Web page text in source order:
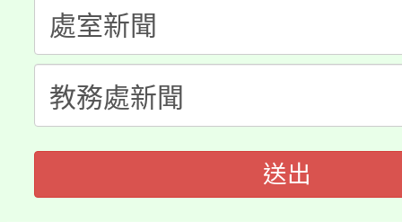
程，歡迎學生輔導中心
心理、諮商輔導、社會
系所師生報名參加。
縣市「校園短影音徵選
門員」簡章及活動海報
踴躍報名參加。
桃園市115學年度學生
要點
「桃園市補助參觀特色
展演活動實施計畫」
送出